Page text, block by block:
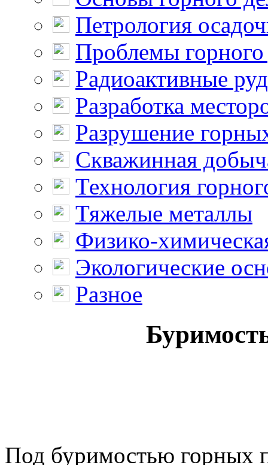
Петрология
Проблемы горного
Радиоактивные
Разработка
Разрушение
Скважинная
Технология
Тяжелые металлы
Физико-
Экологические
Разное
Под буримостью горных